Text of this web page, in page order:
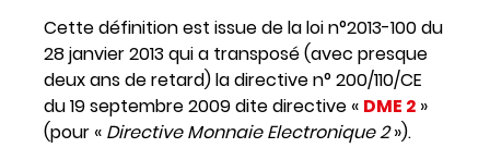
Cette définition est issue de la loi n°2013-100 du
28 janvier 2013 qui a transposé (avec presque
deux ans de retard) la directive n° 200/110/CE
du 19 septembre 2009 dite directive « DME 2 »
(pour « Directive Monnaie Electronique 2»).